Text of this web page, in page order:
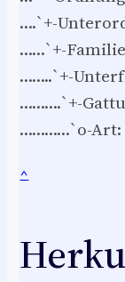
….`+-
……`+-
……..`+-
……….`+-
…………`o-Art:
^